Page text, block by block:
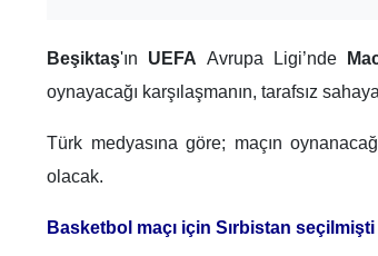
Beşiktaş'ın UEFA Avrupa Ligi’nde
oynayacağı karşılaşmanın, tarafsız
Türk medyasına göre; maçın
olacak.
Basketbol maçı için Sırbistan seçilmişti